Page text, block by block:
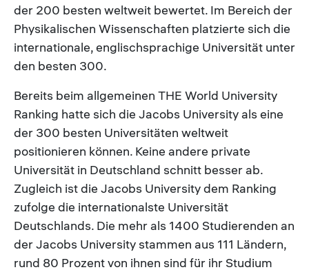
der 200 besten weltweit bewertet. Im Bereich der
Physikalischen Wissenschaften platzierte sich die
internationale, englischsprachige Universität unter
den besten 300.
Bereits beim allgemeinen THE World University
Ranking hatte sich die Jacobs University als eine
der 300 besten Universitäten weltweit
positionieren können. Keine andere private
Universität in Deutschland schnitt besser ab.
Zugleich ist die Jacobs University dem Ranking
zufolge die internationalste Universität
Deutschlands. Die mehr als 1400 Studierenden an
der Jacobs University stammen aus 111 Ländern,
rund 80 Prozent von ihnen sind für ihr Studium